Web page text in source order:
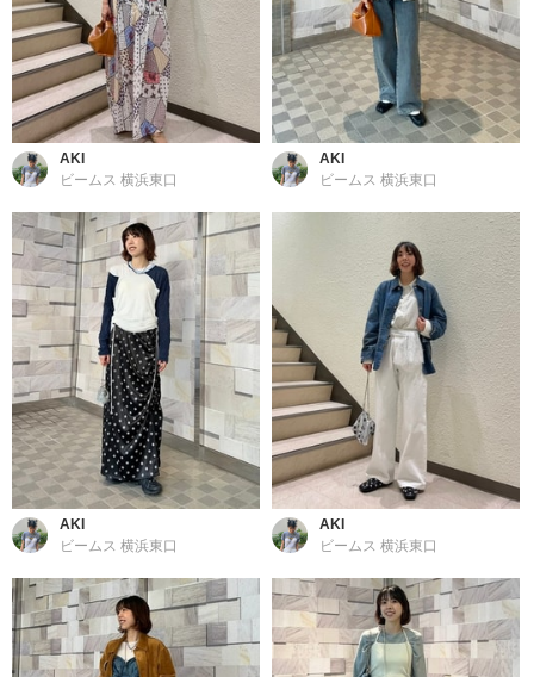
AKI
ビームス 横浜東口
AKI
ビームス 横浜東口
AKI
ビームス 横浜東口
AKI
ビームス 横浜東口